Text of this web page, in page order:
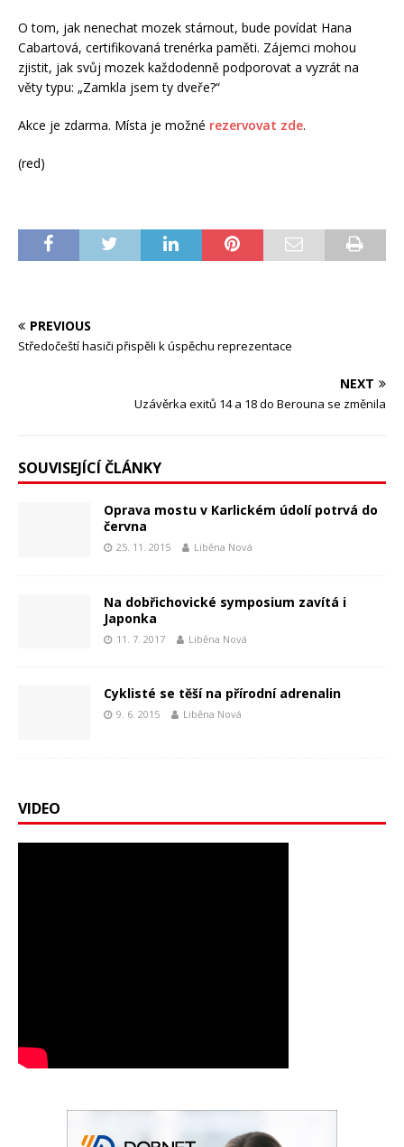
O tom, jak nenechat mozek stárnout, bude povídat Hana
Cabartová, certifikovaná trenérka paměti. Zájemci mohou
zjistit, jak svůj mozek každodenně podporovat a vyzrát na
věty typu: „Zamkla jsem ty dveře?“
Akce je zdarma. Místa je možné rezervovat zde.
(red)
PREVIOUS
Středočeští hasiči přispěli k úspěchu reprezentace
NEXT
Uzávěrka exitů 14 a 18 do Berouna se změnila
SOUVISEJÍCÍ ČLÁNKY
Oprava mostu v Karlickém údolí potrvá do
června
25. 11. 2015 Liběna Nová
Na dobřichovické symposium zavítá i
Japonka
11. 7. 2017 Liběna Nová
Cyklisté se těší na přírodní adrenalin
9. 6. 2015 Liběna Nová
VIDEO